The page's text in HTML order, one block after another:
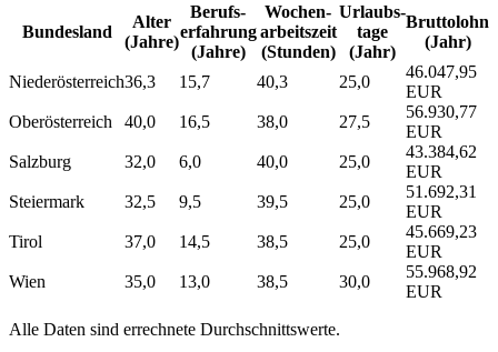
Bundesland
Alter
(Jahre)
Berufs­
erfahrung
(Jahre)
Wochen­
arbeitszeit
(Stunden)
Urlaubs­
tage
(Jahr)
Bruttolohn
(Jahr)
Niederösterreich36,3 15,7 40,3 25,0
46.047,95
EUR
Oberösterreich
40,0 16,5 38,0 27,5
56.930,77
EUR
Salzburg
32,0 6,0 40,0 25,0
43.384,62
EUR
Steiermark
32,5 9,5 39,5 25,0
51.692,31
EUR
Tirol
37,0 14,5 38,5 25,0
45.669,23
EUR
Wien
35,0 13,0 38,5 30,0
55.968,92
EUR
Alle Daten sind errechnete Durchschnittswerte.